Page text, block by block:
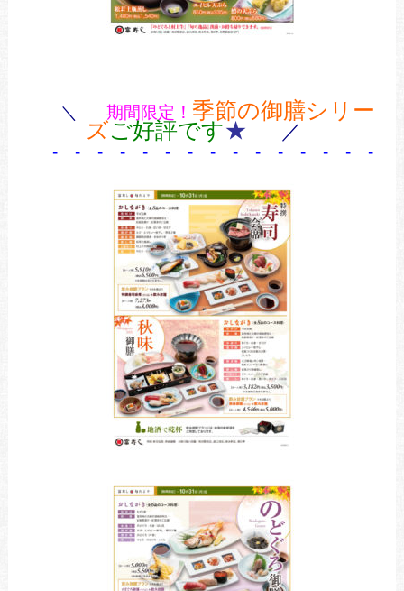
＼ 期間限定！ 季節の御膳シリー
ズご好評です★ ／
- - - - - - - - - - - - - - - -